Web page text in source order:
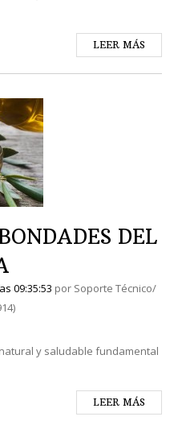
LEER MÁS
DEL
09:35:53 por Soporte Técnico/
y saludable fundamental
LEER MÁS